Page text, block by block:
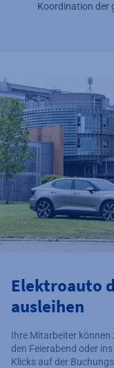
Koordination der
Elektroauto
ausleihen
Ihre Mitarbeiter
den Feierabend oder
Klicks auf der